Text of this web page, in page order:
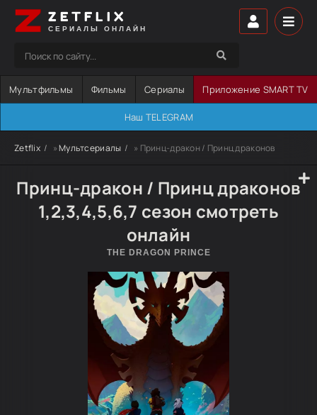
ZETFLIX
СЕРИАЛЫ ОНЛАЙН
Мультфильмы Фильмы Сериалы Приложение SMART TV
Наш TELEGRAM
Zetflix »Мультсериалы » Принц-дракон / Принц драконов
Принц-дракон / Принц драконов
1,2,3,4,5,6,7 сезон смотреть
онлайн
THE DRAGON PRINCE